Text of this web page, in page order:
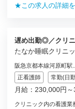
★この求人の詳細
遅め出勤◎／クリ
たなか睡眠クリニ
阪急京都本線河原町駅...
正看護師
常勤(日
月給：230,000円
クリニック内の看護